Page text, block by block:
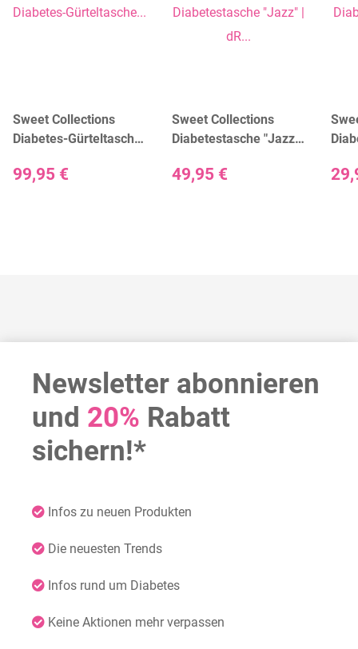
Sweet Collections
Diabetes-Gürteltasche
99,95 €
Sweet Collections
Diabetestasche "Jazz" |
49,95 €
Newsletter abonnieren
und 20% Rabatt
sichern!*
Infos zu neuen Produkten
Die neuesten Trends
Infos rund um Diabetes
Keine Aktionen mehr verpassen